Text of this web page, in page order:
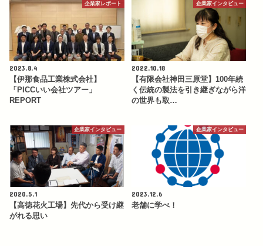
企業家レポート
2023.8.4
【伊那食品工業株式会社】
「PICCいい会社ツアー」
REPORT
企業家インタビュー
2022.10.18
【有限会社神田三原堂】100年続
く伝統の製法を引き継ぎながら洋
の世界も取…
企業家インタビュー
2020.5.1
【高徳花火工場】先代から受け継
がれる思い
企業家インタビュー
2023.12.6
老舗に学べ！